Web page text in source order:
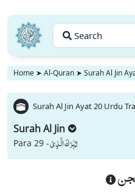
Search
Home ➤ Al-Quran ➤ Surah Al Jin
Surah Al Jin Ayat 20 Urdu
Surah Al Jin
Para 29 -تَبٰرَكَ الَّذِیْ